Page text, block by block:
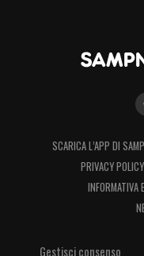
SCARICA L’APP DI
PRIVACY
INFORMATIVA
Gestisci consenso